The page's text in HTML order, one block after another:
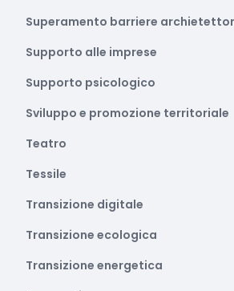
Superamento barriere
Supporto alle imprese
Supporto psicologico
Sviluppo e promozione territoriale
Teatro
Tessile
Transizione digitale
Transizione ecologica
Transizione energetica